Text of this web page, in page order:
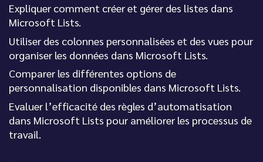
Expliquer comment créer et gérer des listes dans
Microsoft Lists.
Utiliser des colonnes personnalisées et des vues pour
organiser les données dans Microsoft Lists.
Comparer les différentes options de
personnalisation disponibles dans Microsoft Lists.
Evaluer l’efficacité des règles d’automatisation
dans Microsoft Lists pour améliorer les processus de
travail.